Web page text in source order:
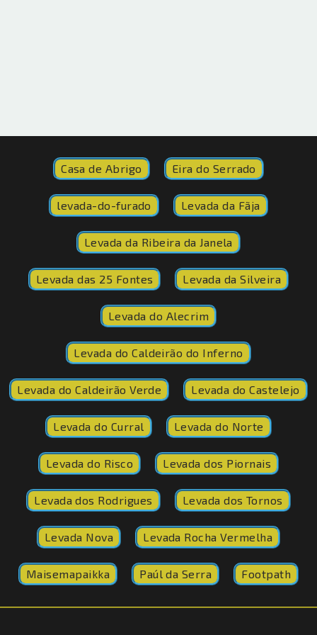
Casa de Abrigo Eira do Serrado
levada-do-furado Levada da Fãja
Levada da Ribeira da Janela
Levada das 25 Fontes Levada da Silveira
Levada do Alecrim
Levada do Caldeirão do Inferno
Levada do Caldeirão Verde Levada do Castelejo
Levada do Curral Levada do Norte
Levada do Risco Levada dos Piornais
Levada dos Rodrigues Levada dos Tornos
Levada Nova Levada Rocha Vermelha
Maisemapaikka Paúl da Serra Footpath